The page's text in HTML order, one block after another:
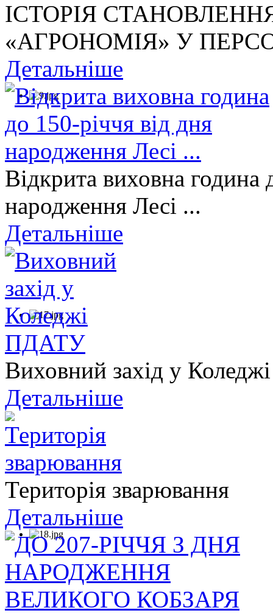
ІСТОРІЯ
«АГРОНОМІЯ» У
Детальніше
Відкрита виховна година
народження Лесі ...
Детальніше
Виховний захід у
Детальніше
Територія зварювання
Детальніше